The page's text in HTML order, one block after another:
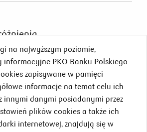
na najwyższym poziomie,
informacyjne PKO Banku Polskiego
zapisywane w pamięci
informacje na temat celu ich
innymi danymi posiadanymi przez
plików cookies a także ich
internetowej, znajdują się w